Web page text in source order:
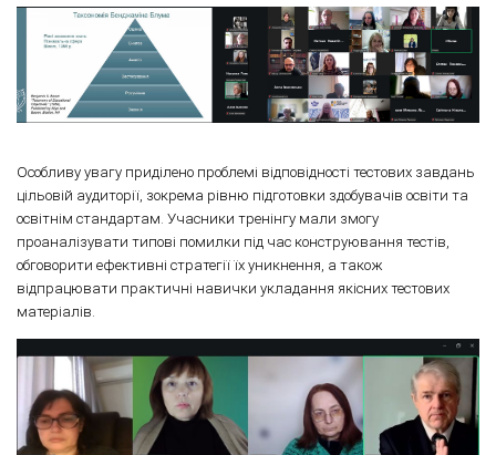
Особливу увагу приділено проблемі відповідності тестових завдань
цільовій аудиторії, зокрема рівню підготовки здобувачів освіти та
освітнім стандартам. Учасники тренінгу мали змогу
проаналізувати типові помилки під час конструювання тестів,
обговорити ефективні стратегії їх уникнення, а також
відпрацювати практичні навички укладання якісних тестових
матеріалів.